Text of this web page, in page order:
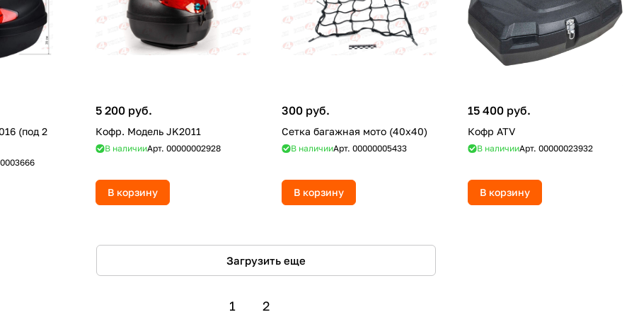
(под 2
5 200 руб.
Кофр. Модель JK2011
В наличииАрт. 00000002928
В корзину
300 руб.
Сетка багажная мото (40х40)
В наличииАрт. 00000005433
В корзину
15 400 руб.
Кофр ATV
В наличииАрт. 00000023932
В корзину
Загрузить еще
1 2